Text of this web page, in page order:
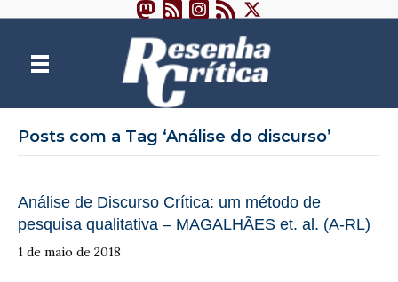
Posts com a Tag ‘Análise do discurso’
Análise de Discurso Crítica: um método de
pesquisa qualitativa – MAGALHÃES et. al. (A-RL)
1 de maio de 2018